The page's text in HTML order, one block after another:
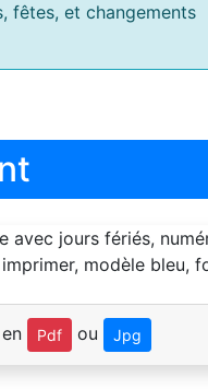
fêtes, et changements
Pdf ou Jpg